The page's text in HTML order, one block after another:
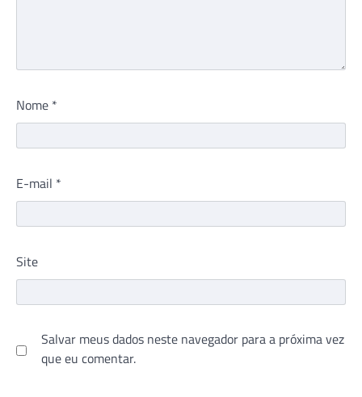
Nome *
E-mail *
Site
Salvar meus dados neste navegador para a próxima vez
que eu comentar.